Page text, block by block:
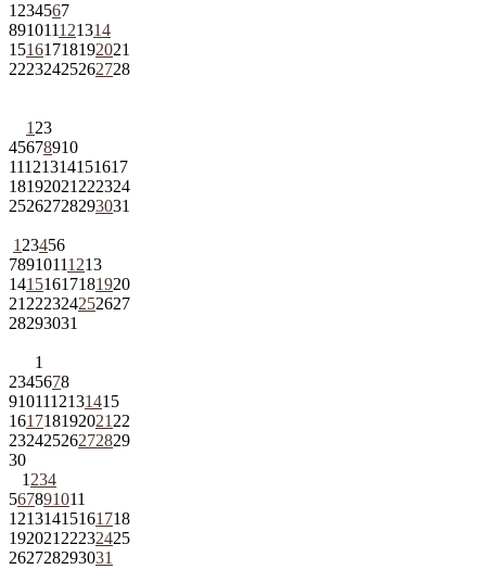
1 234567
891011121314
15161718192021
22232425262728
1 23
45678910
11121314151617
18192021 222324
25262728293031
1 23456
78910111213
14151617181920
21 222324252627
28293031
1
2345678
9101112131415
161718192021 22
23242526272829
30
1 234
567891011
12131415161718
192021 22232425
262728293031